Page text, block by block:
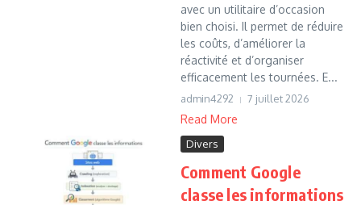
avec un utilitaire d’occasion
bien choisi. Il permet de réduire
les coûts, d’améliorer la
réactivité et d’organiser
efficacement les tournées. E...
admin4292 7 juillet 2026
Read More
Divers
Comment Google
classe les informations